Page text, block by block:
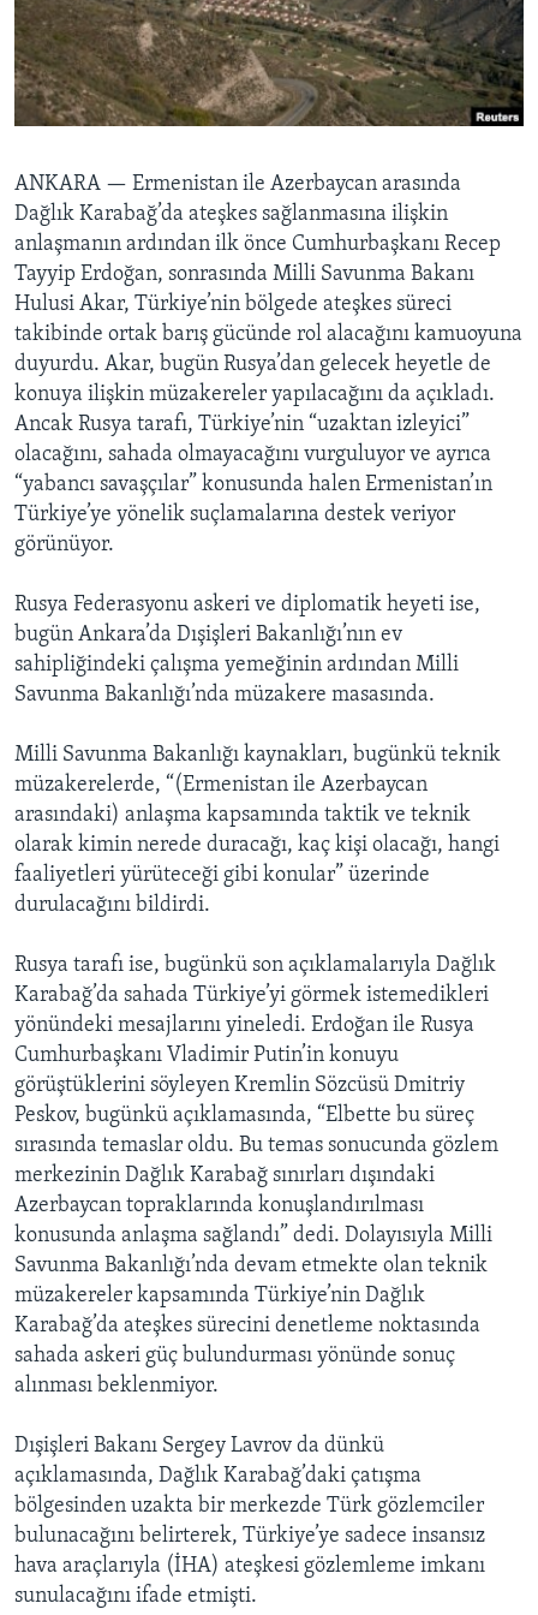
HAYATTAN
SANAT
BIZI TAKIP EDIN
Diller
ANKARA — Ermenistan ile Azerbaycan arasında
Dağlık Karabağ’da ateşkes sağlanmasına ilişkin
anlaşmanın ardından ilk önce Cumhurbaşkanı Recep
Tayyip Erdoğan, sonrasında Milli Savunma Bakanı
Hulusi Akar, Türkiye’nin bölgede ateşkes süreci
takibinde ortak barış gücünde rol alacağını kamuoyuna
duyurdu. Akar, bugün Rusya’dan gelecek heyetle de
konuya ilişkin müzakereler yapılacağını da açıkladı.
Ancak Rusya tarafı, Türkiye’nin “uzaktan izleyici”
olacağını, sahada olmayacağını vurguluyor ve ayrıca
“yabancı savaşçılar” konusunda halen Ermenistan’ın
Türkiye’ye yönelik suçlamalarına destek veriyor
görünüyor.
Rusya Federasyonu askeri ve diplomatik heyeti ise,
bugün Ankara’da Dışişleri Bakanlığı’nın ev
sahipliğindeki çalışma yemeğinin ardından Milli
Savunma Bakanlığı’nda müzakere masasında.
Milli Savunma Bakanlığı kaynakları, bugünkü teknik
müzakerelerde, “(Ermenistan ile Azerbaycan
arasındaki) anlaşma kapsamında taktik ve teknik
olarak kimin nerede duracağı, kaç kişi olacağı, hangi
faaliyetleri yürüteceği gibi konular” üzerinde
durulacağını bildirdi.
Rusya tarafı ise, bugünkü son açıklamalarıyla Dağlık
Karabağ’da sahada Türkiye’yi görmek istemedikleri
yönündeki mesajlarını yineledi. Erdoğan ile Rusya
Cumhurbaşkanı Vladimir Putin’in konuyu
görüştüklerini söyleyen Kremlin Sözcüsü Dmitriy
Peskov, bugünkü açıklamasında, “Elbette bu süreç
sırasında temaslar oldu. Bu temas sonucunda gözlem
merkezinin Dağlık Karabağ sınırları dışındaki
Azerbaycan topraklarında konuşlandırılması
konusunda anlaşma sağlandı” dedi. Dolayısıyla Milli
Savunma Bakanlığı’nda devam etmekte olan teknik
müzakereler kapsamında Türkiye’nin Dağlık
Karabağ’da ateşkes sürecini denetleme noktasında
sahada askeri güç bulundurması yönünde sonuç
alınması beklenmiyor.
Dışişleri Bakanı Sergey Lavrov da dünkü
açıklamasında, Dağlık Karabağ’daki çatışma
bölgesinden uzakta bir merkezde Türk gözlemciler
bulunacağını belirterek, Türkiye’ye sadece insansız
hava araçlarıyla (İHA) ateşkesi gözlemleme imkanı
sunulacağını ifade etmişti.